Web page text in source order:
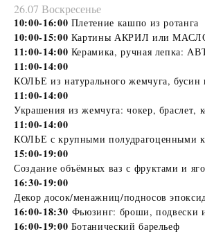
26.07 Воскресенье
10:00-16:00 Плетение кашпо из ротанга
10:00-15:00 Картины АКРИЛ или
11:00-14:00 Керамика, ручная лепка:
11:00-14:00
КОЛЬЕ из натурального жемчуга, бусин
11:00-14:00
Украшения из жемчуга: чокер, браслет,
11:00-14:00
КОЛЬЕ с крупными полудрагоценными
15:00-19:00
Создание объёмных ваз с фруктами и
16:30-19:00
Декор досок/менажниц/подносов
16:00-18:30 Фьюзинг: броши, подвески
16:00-19:00 Ботанический барельеф